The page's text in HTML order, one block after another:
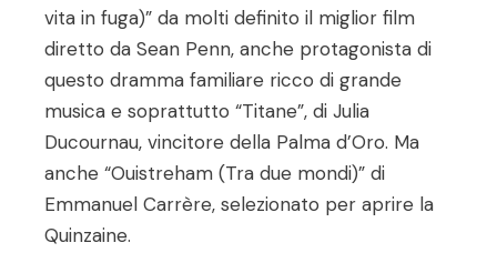
vita in fuga)” da molti definito il miglior film
diretto da Sean Penn, anche protagonista di
questo dramma familiare ricco di grande
musica e soprattutto “Titane”, di Julia
Ducournau, vincitore della Palma d’Oro. Ma
anche “Ouistreham (Tra due mondi)” di
Emmanuel Carrère, selezionato per aprire la
Quinzaine.